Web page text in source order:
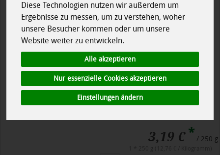
Diese Technologien nutzen wir außerdem um
Ergebnisse zu messen, um zu verstehen, woher
unsere Besucher kommen oder um unsere
Website weiter zu entwickeln.
Alle akzeptieren
Nur essenzielle Cookies akzeptieren
Einstellungen ändern
Cornflakes, ungesüßt
3,19 €* / 250 g